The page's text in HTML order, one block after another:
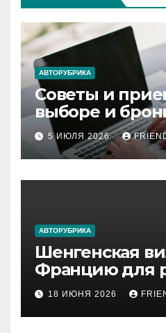
АВТОРУБРИКА
Советы и
выборе и
авиабилетов
5 ИЮЛЯ 2026
АВТОРУБРИКА
Шенгенская
Францию для
2026 году:
и список
документов
18 ИЮНЯ 2026